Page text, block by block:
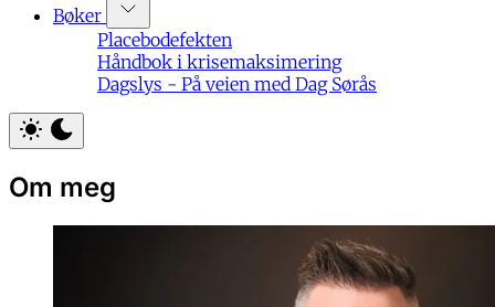
Bøker
Placebodefekten
Håndbok i krisemaksimering
Dagslys - På veien med Dag Sørås
Om meg